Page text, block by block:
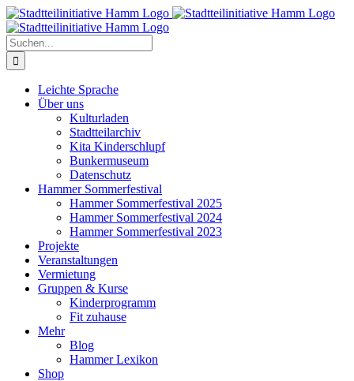
Zum
Inhalt
springen
Suche
nach:
Leichte Sprache
Über uns
Kulturladen
Stadtteilarchiv
Kita Kinderschlupf
Bunkermuseum
Datenschutz
Hammer Sommerfestival
Hammer Sommerfestival 2025
Hammer Sommerfestival 2024
Hammer Sommerfestival 2023
Projekte
Veranstaltungen
Vermietung
Gruppen & Kurse
Kinderprogramm
Fit zuhause
Mehr
Blog
Hammer Lexikon
Shop